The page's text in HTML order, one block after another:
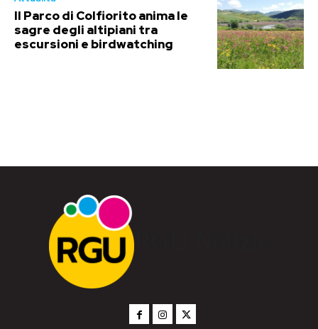
Il Parco di Colfiorito anima le
sagre degli altipiani tra
escursioni e birdwatching
RGU Notizie